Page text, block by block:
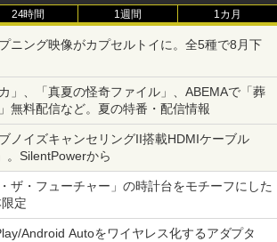
24時間 1週間 1カ月
ニング映像がカプセルトイに。全5種で8月下
」、「真夏の怪奇ファイル」、ABEMAで「葬
無料配信など。夏の特番・配信情報
ノイズキャンセリングII搭載HDMIケーブル
。SilentPowerから
ザ・フューチャー」の時計台をモチーフにした
定
Android Autoをワイヤレス化するアダプタ